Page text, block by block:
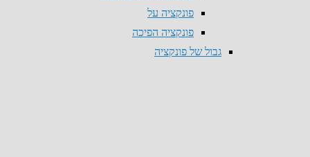
פונקציה על
פונקציה הפיכה
גבול של פונקציה